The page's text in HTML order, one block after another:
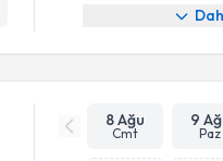
8 Ağu
Cmt
9
Paz